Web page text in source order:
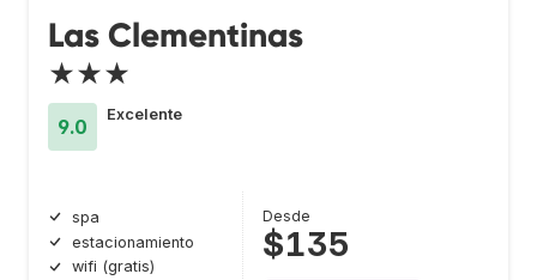
Las Clementinas
★★★
9.0
Excelente
spa
estacionamiento
wifi (gratis)
Desde
$135